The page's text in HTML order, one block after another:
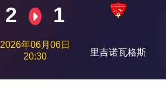
2 1
2026年06月06日
20:30
里吉诺瓦格斯